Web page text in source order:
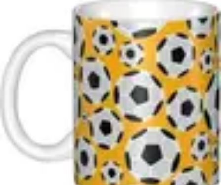
Biographies InspirantesBiographies
BiographiesBiographies InfluentesBiographies
Légendaires
Biographies Football